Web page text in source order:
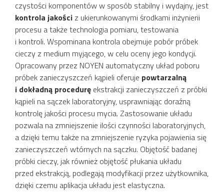
czystości komponentów w sposób stabilny i wydajny, jest
kontrola jakości z ukierunkowanymi środkami inżynierii
procesu a także technologia pomiaru, testowania
i kontroli. Wspominana kontrola obejmuje pobór próbek
cieczy z medium myjącego, w celu oceny jego kondycji.
Opracowany przez NOYEN automatyczny układ poboru
próbek zanieczyszczeń kąpieli oferuje powtarzalną
i dokładną procedurę ekstrakcji zanieczyszczeń z próbki
kąpieli na sączek laboratoryjny, usprawniając doraźną
kontrolę jakości procesu mycia. Zastosowanie układu
pozwala na zmniejszenie ilości czynności laboratoryjnych,
a dzięki temu także na zmniejszenie ryzyka pojawienia się
zanieczyszczeń wtórnych na sączku. Objętość badanej
próbki cieczy, jak również objętość płukania układu
przed ekstrakcją, podlegają modyfikacji przez użytkownika,
dzięki czemu aplikacja układu jest elastyczna.